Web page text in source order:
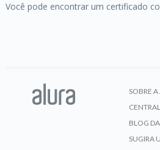
Você pode encontrar um certificado
SOBRE
BLOG
SUGIRA